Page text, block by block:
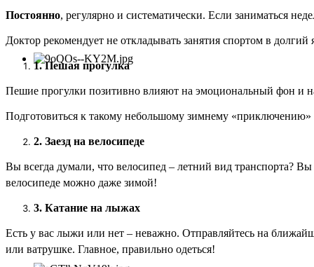
Постоянно, регулярно и систематически. Если заниматься
Доктор рекомендует не откладывать занятия спортом в
1. Пешая прогулка
Пешие прогулки позитивно влияют на эмоциональный фон и
Подготовиться к такому небольшому зимнему «приключению»
2. Заезд на велосипеде
Вы всегда думали, что велосипед – летний вид транспорта?
велосипеде можно даже зимой!
3. Катание на лыжах
Есть у вас лыжи или нет – неважно. Отправляйтесь на
или ватрушке. Главное, правильно одеться!